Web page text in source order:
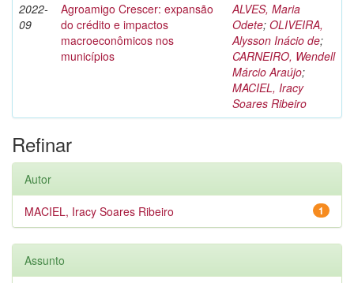
2022-
09
Agroamigo Crescer: expansão
do crédito e impactos
macroeconômicos nos
municípios
ALVES, Maria
Odete; OLIVEIRA,
Alysson Inácio de;
CARNEIRO, Wendell
Márcio Araújo;
MACIEL, Iracy
Soares Ribeiro
Refinar
Autor
1
MACIEL, Iracy Soares Ribeiro
Assunto